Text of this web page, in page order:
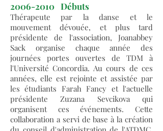
2006-2010 Débuts
Thérapeute par la danse et le
mouvement dévouée, et plus tard
présidente de l'association, Joanabbey
Sack organise chaque année des
journées portes ouvertes de TDM à
l'Université Concordia. Au cours de ces
années, elle est rejointe et assistée par
les étudiants Farah Fancy et l'actuelle
présidente Zuzana Sevcikova qui
organisent ces événements. Cette
collaboration a servi de base à la création